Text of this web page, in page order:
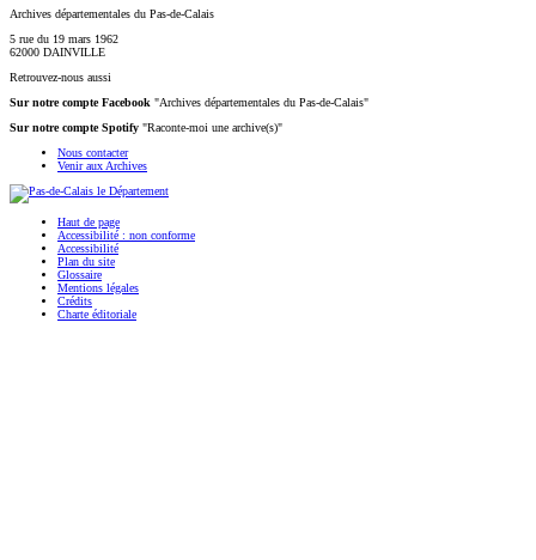
Archives départementales du Pas-de-Calais
5 rue du 19 mars 1962
62000 DAINVILLE
Retrouvez-nous aussi
Sur notre compte Facebook "Archives départementales du Pas-de-Calais"
Sur notre compte Spotify "Raconte-moi une archive(s)"
Nous contacter
Venir aux Archives
Haut de page
Accessibilité : non conforme
Accessibilité
Plan du site
Glossaire
Mentions légales
Crédits
Charte éditoriale